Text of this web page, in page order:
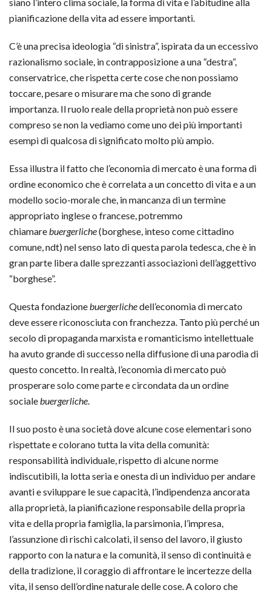
siano l’intero clima sociale, la forma di vita e l’abitudine alla
pianificazione della vita ad essere importanti.
C’è una precisa ideologia “di sinistra”, ispirata da un eccessivo
razionalismo sociale, in contrapposizione a una “destra”,
conservatrice, che rispetta certe cose che non possiamo
toccare, pesare o misurare ma che sono di grande
importanza. Il ruolo reale della proprietà non può essere
compreso se non la vediamo come uno dei più importanti
esempi di qualcosa di significato molto più ampio.
Essa illustra il fatto che l’economia di mercato è una forma di
ordine economico che è correlata a un concetto di vita e a un
modello socio-morale che, in mancanza di un termine
appropriato inglese o francese, potremmo
chiamarebuergerliche(borghese, inteso come cittadino
comune, ndt) nel senso lato di questa parola tedesca, che è in
gran parte libera dalle sprezzanti associazioni dell’aggettivo
“borghese”.
Questa fondazionebuergerlichedell’economia di mercato
deve essere riconosciuta con franchezza. Tanto più perché un
secolo di propaganda marxista e romanticismo intellettuale
ha avuto grande di successo nella diffusione di una parodia di
questo concetto. In realtà, l’economia di mercato può
prosperare solo come parte e circondata da un ordine
socialebuergerliche.
Il suo posto è una società dove alcune cose elementari sono
rispettate e colorano tutta la vita della comunità:
responsabilità individuale, rispetto di alcune norme
indiscutibili, la lotta seria e onesta di un individuo per andare
avanti e sviluppare le sue capacità, l’indipendenza ancorata
alla proprietà, la pianificazione responsabile della propria
vita e della propria famiglia, la parsimonia, l’impresa,
l’assunzione di rischi calcolati, il senso del lavoro, il giusto
rapporto con la natura e la comunità, il senso di continuità e
della tradizione, il coraggio di affrontare le incertezze della
vita, il senso dell’ordine naturale delle cose. A coloro che